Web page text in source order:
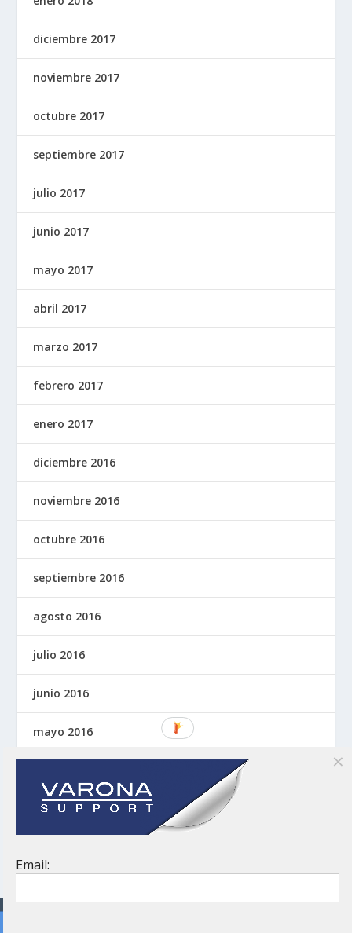
diciembre 2017
noviembre 2017
octubre 2017
septiembre 2017
julio 2017
junio 2017
mayo 2017
abril 2017
marzo 2017
febrero 2017
enero 2017
diciembre 2016
noviembre 2016
octubre 2016
septiembre 2016
agosto 2016
julio 2016
junio 2016
mayo 2016
marzo 2016
Email: